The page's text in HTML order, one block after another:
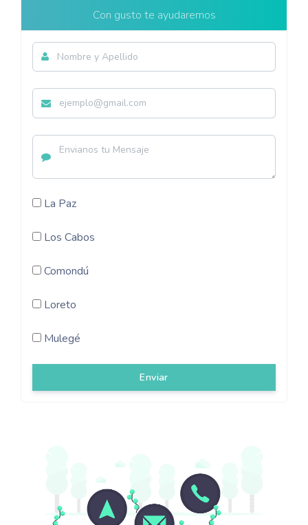
Con gusto te ayudaremos
La Paz
Los Cabos
Comondú
Loreto
Mulegé